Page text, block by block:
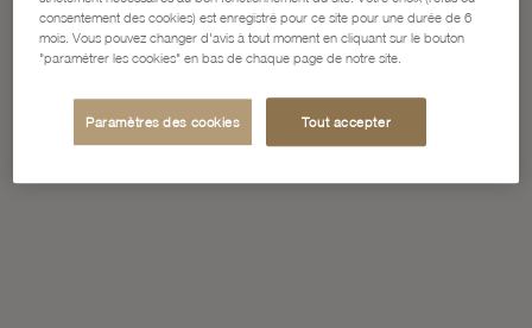
consentement des cookies) est enregistré pour ce site pour une durée de 6
mois. Vous pouvez changer d'avis à tout moment en cliquant sur le bouton
"paramétrer les cookies" en bas de chaque page de notre site.
Paramètres des cookies Tout accepter